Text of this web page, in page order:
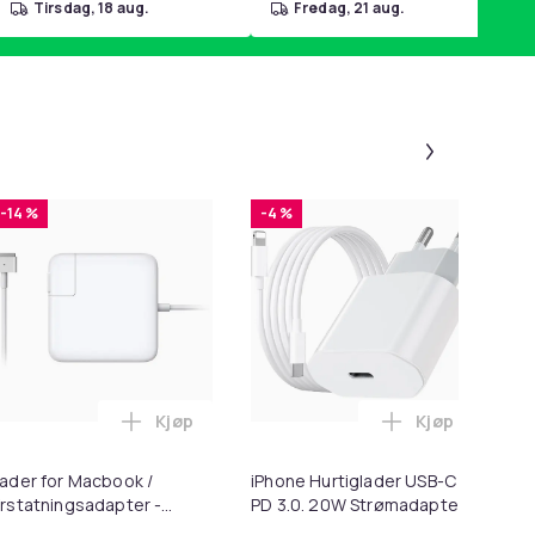
tirsdag, 18 aug. fredag, 21 aug.
Converter 1080p - Adapter i handlekurven
-14 %
for Macbook /
-
Legg Lader for Macbook /
Kjøp
-4 %
iPhone Hurtiglader USB-C
PD 3.0. 20W Strømadapter
Legg iPhone
Kjøp